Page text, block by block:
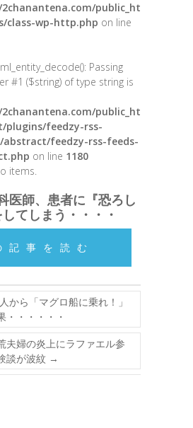
public_ht
class-wp-http.php on line
Passing
#1 ($string) of type string is
public_ht
plugins/feedzy-rss-
abstract/feedzy-rss-feeds-
on line 1180
items.
医師、患者に『恐ろし
てしまう・・・・
記事を読む
から「マグロ船に乗れ！」
・・・・・・
夫婦の炎上にラファエル参
談が波紋 →